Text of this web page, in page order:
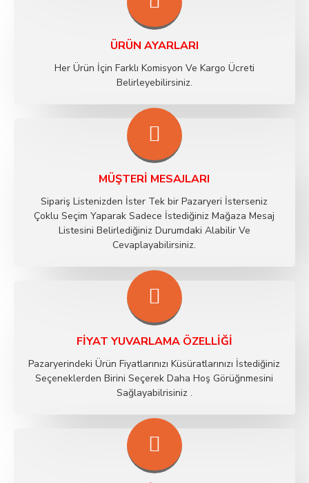
ÜRÜN AYARLARI
Her Ürün İçin Farklı Komisyon Ve Kargo Ücreti
Belirleyebilirsiniz.
MÜŞTERI MESAJLARI
Sipariş Listenizden İster Tek bir Pazaryeri İsterseniz
Çoklu Seçim Yaparak Sadece İstediğiniz Mağaza Mesaj
Listesini Belirlediğiniz Durumdaki Alabilir Ve
Cevaplayabilirsiniz.
FIYAT YUVARLAMA ÖZELLIĞI
Pazaryerindeki Ürün Fiyatlarınızı Küsüratlarınızı İstediğiniz
Seçeneklerden Birini Seçerek Daha Hoş Görüğnmesini
Sağlayabilrisiniz .